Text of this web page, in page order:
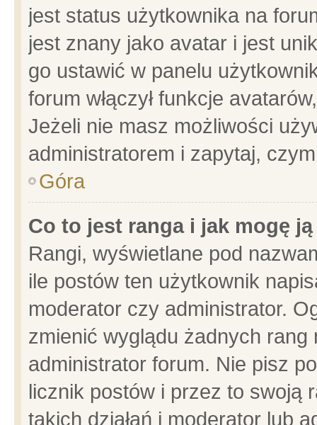
jest status użytkownika na
jest znany jako avatar i jest
go ustawić w panelu
forum włączył funkcje
Jeżeli nie masz możliwości
administratorem i zapytaj,
Góra
Co to jest ranga i jak mogę
Rangi, wyświetlane pod
ile postów ten użytkownik
moderator czy administrator.
zmienić wyglądu żadnych
administrator forum. Nie pisz
licznik postów i przez to swoją
takich działań i moderator lub